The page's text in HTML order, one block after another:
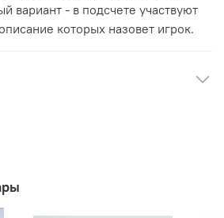
вариант - в подсчете участвуют
которых назовет игрок.